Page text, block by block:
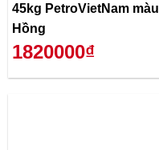
45kg PetroVietNam màu
Hồng
1820000₫